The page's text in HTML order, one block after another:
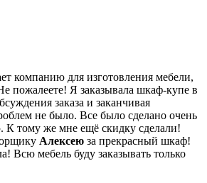
компанию для изготовления мебели,
пожалеете! Я заказывала шкаф-купе в
заказа и заканчивая
не было. Все было сделано очень
К тому же мне ещё скидку сделали!
Алексею за прекрасный шкаф!
Всю мебель буду заказывать только